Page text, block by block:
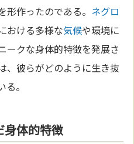
形作ったのである。 ネグロ
おける多様な気候や環境に
ークな身体的特徴を発展さ
、彼らがどのように生き抜
。
身体的特徴